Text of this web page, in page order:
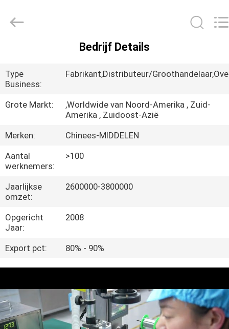
PRODUCTEN
OVER
ONS
FABRIEKSTOUR
KWALITEITSCONTROLE
NEEM
CONTACT
MET
ONS
Technology
Bedrijf Details
Type
Business:
Fabrikant,Distributeur/
Grote Markt:
,Worldwide van Noord-Amerika , Zuid-
Amerika , Zuidoost-Azië
Merken:
Chinees-MIDDELEN
Aantal
werknemers:
>100
Jaarlijkse
omzet:
2600000-3800000
Opgericht
Jaar:
2008
Export pct: 80% - 90%